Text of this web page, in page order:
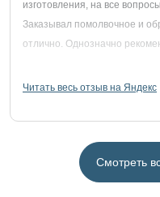
изготовления, на все
Заказывал помолвочное и
отлично. Однозначно
Читать весь отзыв на Яндекс
Смотреть